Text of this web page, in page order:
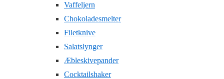
Vaffeljern
Chokoladesmelter
Filetknive
Salatslynger
Æbleskivepander
Cocktailshaker